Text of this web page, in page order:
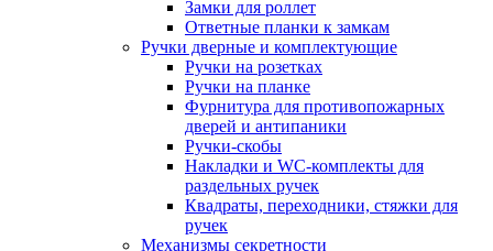
Замки для роллет
Ответные планки к замкам
Ручки дверные и комплектующие
Ручки на розетках
Ручки на планке
Фурнитура для противопожарных
дверей и антипаники
Ручки-скобы
Накладки и WC-комплекты для
раздельных ручек
Квадраты, переходники, стяжки для
ручек
Механизмы секретности